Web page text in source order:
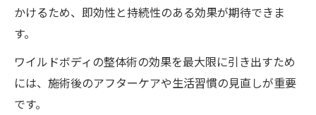
かけるため、即効性と持続性のある効果が期待できま
す。
ワイルドボディの整体術の効果を最大限に引き出すため
には、施術後のアフターケアや生活習慣の見直しが重要
です。